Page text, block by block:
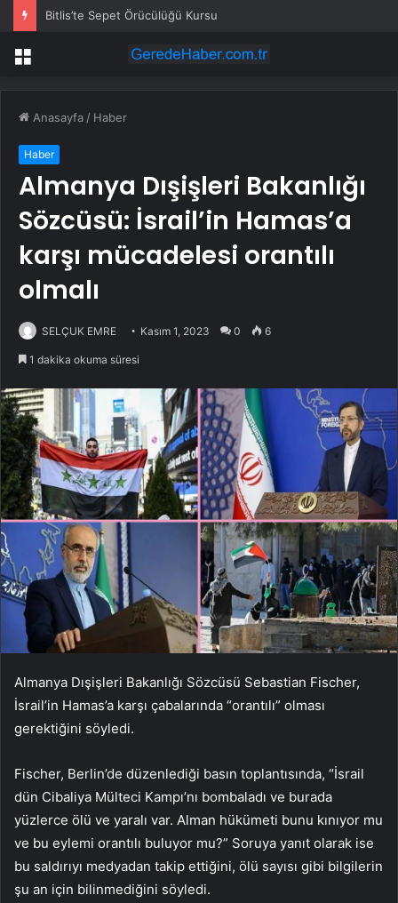
Bitlis’te Sepet Örücülüğü Kursu
Menü
Anasayfa / Haber
Haber
Almanya Dışişleri Bakanlığı
Sözcüsü: İsrail’in Hamas’a
karşı mücadelesi orantılı
olmalı
SELÇUK EMRE Kasım 1, 2023 0 6
1 dakika okuma süresi
Almanya Dışişleri Bakanlığı Sözcüsü Sebastian Fischer,
İsrail’in Hamas’a karşı çabalarında “orantılı” olması
gerektiğini söyledi.
Fischer, Berlin’de düzenlediği basın toplantısında, “İsrail
dün Cibaliya Mülteci Kampı’nı bombaladı ve burada
yüzlerce ölü ve yaralı var. Alman hükümeti bunu kınıyor mu
ve bu eylemi orantılı buluyor mu?” Soruya yanıt olarak ise
bu saldırıyı medyadan takip ettiğini, ölü sayısı gibi bilgilerin
şu an için bilinmediğini söyledi.